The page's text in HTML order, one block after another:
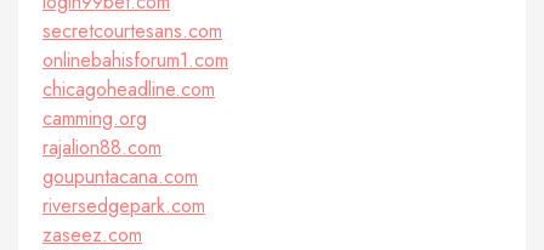
secretcourtesans.com
onlinebahisforum1.com
chicagoheadline.com
camming.org
rajalion88.com
goupuntacana.com
riversedgepark.com
zaseez.com